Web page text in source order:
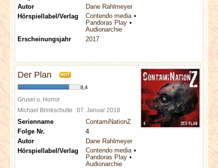
Autor
Dane Rahlmeyer
Hörspiellabel/Verlag
Contendo media
Pandoras Play
Audionarchie
Erscheinungsjahr
2017
Der Plan HOT
8,4
Grusel u. Horror
Michael Brinkschulte 07. Januar 2018
Serienname
ContamiNationZ
Folge Nr.
4
Autor
Dane Rahlmeyer
Hörspiellabel/Verlag
Contendo media
Pandoras Play
Audionarchie